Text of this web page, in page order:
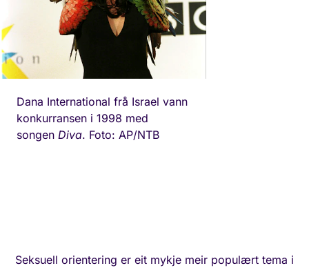
Dana International frå Israel vann
konkurransen i 1998 med
songen Diva. Foto: AP/NTB
Seksuell orientering er eit mykje meir populært tema i